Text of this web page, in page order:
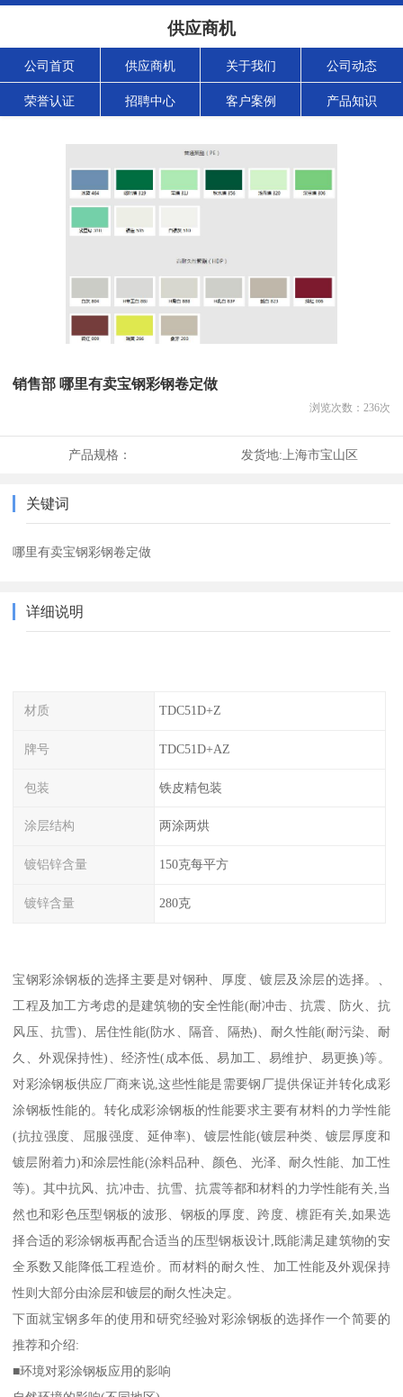
供应商机
公司首页 供应商机 关于我们 公司动态
荣誉认证 招聘中心 客户案例 产品知识
销售部 哪里有卖宝钢彩钢卷定做
浏览次数： 236次
产品规格： 发货地: 上海市宝山区
关键词
哪里有卖宝钢彩钢卷定做
详细说明
材质 TDC51D+Z
牌号 TDC51D+AZ
包装 铁皮精包装
涂层结构 两涂两烘
镀铝锌含量 150克每平方
镀锌含量 280克
宝钢彩涂钢板的选择主要是对钢种、厚度、镀层及涂层的选择。、
工程及加工方考虑的是建筑物的安全性能(耐冲击、抗震、防火、抗
风压、抗雪)、居住性能(防水、隔音、隔热)、耐久性能(耐污染、耐
久、外观保持性)、经济性(成本低、易加工、易维护、易更换)等。
对彩涂钢板供应厂商来说,这些性能是需要钢厂提供保证并转化成彩
涂钢板性能的。转化成彩涂钢板的性能要求主要有材料的力学性能
(抗拉强度、屈服强度、延伸率)、镀层性能(镀层种类、镀层厚度和
镀层附着力)和涂层性能(涂料品种、颜色、光泽、耐久性能、加工性
等)。其中抗风、抗冲击、抗雪、抗震等都和材料的力学性能有关,当
然也和彩色压型钢板的波形、钢板的厚度、跨度、檩距有关,如果选
择合适的彩涂钢板再配合适当的压型钢板设计,既能满足建筑物的安
全系数又能降低工程造价。而材料的耐久性、加工性能及外观保持
性则大部分由涂层和镀层的耐久性决定。
下面就宝钢多年的使用和研究经验对彩涂钢板的选择作一个简要的
推荐和介绍:
■环境对彩涂钢板应用的影响